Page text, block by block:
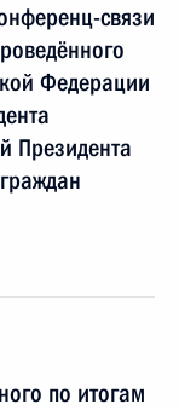
связи
Федерации
Президента
по итогам